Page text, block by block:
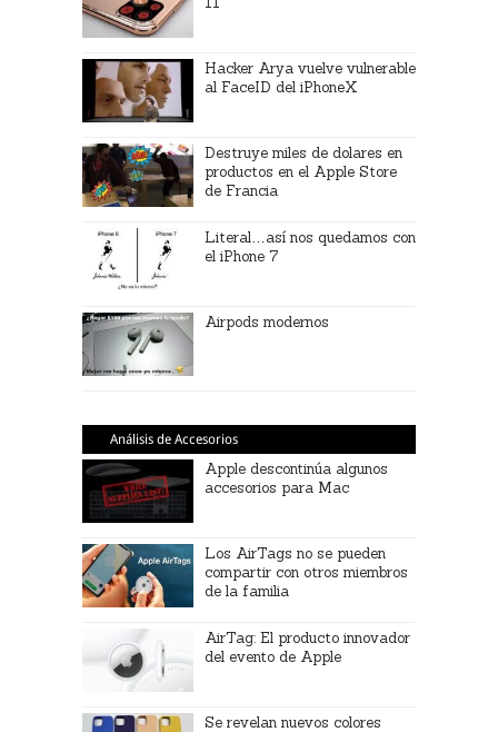
Hacker Arya vuelve vulnerable
al FaceID del iPhoneX
Destruye miles de dolares en
productos en el Apple Store
de Francia
Literal…así nos quedamos con
el iPhone 7
Airpods modernos
Análisis de Accesorios
Apple descontinúa algunos
accesorios para Mac
Los AirTags no se pueden
compartir con otros miembros
de la familia
AirTag: El producto innovador
del evento de Apple
Se revelan nuevos colores